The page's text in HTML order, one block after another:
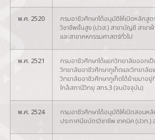
พ.ศ. 2520
กรมอาชีวศึกษาได้อนุมัติให้เปิดหลักสู
วิชาชีพชั้นสูง (ปวส.) สาขาบัญชี สาขาผ้
และสาขาคหกรรมศาสตร์ทั่วไป
พ.ศ. 2521
กรมอาชีวศึกษาได้แยกวิทยาลัยออกเ
วิทยาลัยอาชีวศึกษาภูเก็ตและวิทยาลัย
วิทยาลัยอาชีวศึกษาภูเก็ตได้ย้ายมาอ
ใกล้สถานีวิทยุ สทร.3 (จนปัจจุบัน)
พ.ศ. 2524
กรมอาชีวศึกษาได้อนุมัติให้เปิดสอนห
ประกาศนียบัตรวิชาชีพ เทคนิค (ปวท.)